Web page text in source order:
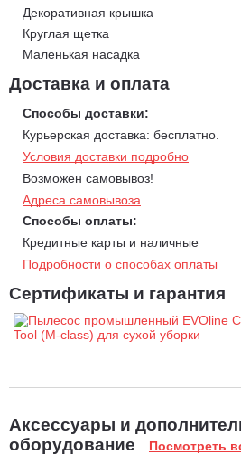
Декоративная крышка
Круглая щетка
Маленькая насадка
Доставка и оплата
Способы доставки:
Курьерская доставка: бесплатно.
Условия доставки подробно
Возможен самовывоз!
Адреса самовывоза
Способы оплаты:
Кредитные карты и наличные
Подробности о способах оплаты
Сертификаты и гарантия
Аксессуары и
оборудование
Посмотреть